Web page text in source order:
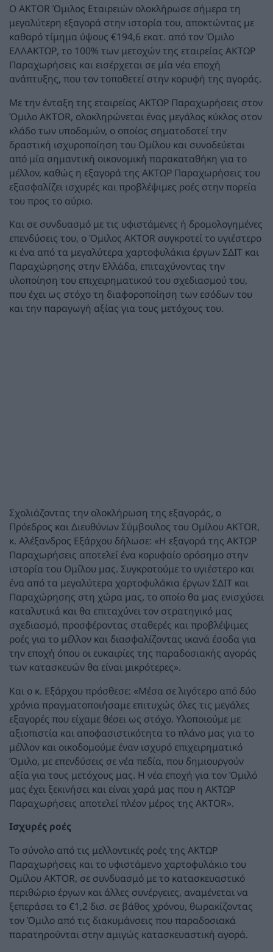
Ο AKTOR Όμιλος Εταιρειών ολοκλήρωσε σήμερα τη
μεγαλύτερη εξαγορά στην ιστορία του, αποκτώντας με
καθαρό τίμημα ύψους €194,6 εκατ. από τον Όμιλο
ΕΛΛΑΚΤΩΡ, το 100% των μετοχών της εταιρείας ΑΚΤΩΡ
Παραχωρήσεις και εισέρχεται σε μία νέα εποχή
ανάπτυξης, που τον τοποθετεί στην κορυφή της αγοράς.
Με την ένταξη της εταιρείας ΑΚΤΩΡ Παραχωρήσεις στον
Όμιλο AKTOR, ολοκληρώνεται ένας μεγάλος κύκλος στον
κλάδο των υποδομών, ο οποίος σηματοδοτεί την
δραστική ισχυροποίηση του Ομίλου και συνοδεύεται
από μία σημαντική οικονομική παρακαταθήκη για το
μέλλον, καθώς η εξαγορά της ΑΚΤΩΡ Παραχωρήσεις του
εξασφαλίζει ισχυρές και προβλέψιμες ροές στην πορεία
του προς το αύριο.
Και σε συνδυασμό με τις υφιστάμενες ή δρομολογημένες
επενδύσεις του, ο Όμιλος AKTOR συγκροτεί το υγιέστερο
κι ένα από τα μεγαλύτερα χαρτοφυλάκια έργων ΣΔΙΤ και
Παραχώρησης στην Ελλάδα, επιταχύνοντας την
υλοποίηση του επιχειρηματικού του σχεδιασμού του,
που έχει ως στόχο τη διαφοροποίηση των εσόδων του
και την παραγωγή αξίας για τους μετόχους του.
Σχολιάζοντας την ολοκλήρωση της εξαγοράς, ο
Πρόεδρος και Διευθύνων Σύμβουλος του Ομίλου AKTOR,
κ. Αλέξανδρος Εξάρχου δήλωσε: «Η εξαγορά της ΑΚΤΩΡ
Παραχωρήσεις αποτελεί ένα κορυφαίο ορόσημο στην
ιστορία του Ομίλου μας. Συγκροτούμε το υγιέστερο και
ένα από τα μεγαλύτερα χαρτοφυλάκια έργων ΣΔΙΤ και
Παραχώρησης στη χώρα μας, το οποίο θα μας ενισχύσει
καταλυτικά και θα επιταχύνει τον στρατηγικό μας
σχεδιασμό, προσφέροντας σταθερές και προβλέψιμες
ροές για το μέλλον και διασφαλίζοντας ικανά έσοδα για
την εποχή όπου οι ευκαιρίες της παραδοσιακής αγοράς
των κατασκευών θα είναι μικρότερες».
Και ο κ. Εξάρχου πρόσθεσε: «Μέσα σε λιγότερο από δύο
χρόνια πραγματοποιήσαμε επιτυχώς όλες τις μεγάλες
εξαγορές που είχαμε θέσει ως στόχο. Υλοποιούμε με
αξιοπιστία και αποφασιστικότητα το πλάνο μας για το
μέλλον και οικοδομούμε έναν ισχυρό επιχειρηματικό
Όμιλο, με επενδύσεις σε νέα πεδία, που δημιουργούν
αξία για τους μετόχους μας. Η νέα εποχή για τον Όμιλό
μας έχει ξεκινήσει και είναι χαρά μας που η ΑΚΤΩΡ
Παραχωρήσεις αποτελεί πλέον μέρος της AKTOR».
Ισχυρές ροές
Το σύνολο από τις μελλοντικές ροές της ΑΚΤΩΡ
Παραχωρήσεις και το υφιστάμενο χαρτοφυλάκιο του
Ομίλου AKTOR, σε συνδυασμό με το κατασκευαστικό
περιθώριο έργων και άλλες συνέργειες, αναμένεται να
ξεπεράσει το €1,2 δισ. σε βάθος χρόνου, θωρακίζοντας
τον Όμιλο από τις διακυμάνσεις που παραδοσιακά
παρατηρούνται στην αμιγώς κατασκευαστική αγορά.